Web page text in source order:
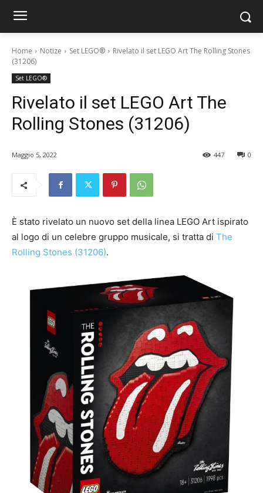
Home Notize Set LEGO®
Rivelato il set LEGO Art The Rolling Stones
(31206)
Set LEGO®
Rivelato il set LEGO Art The
Rolling Stones (31206)
Maggio 5, 2022 0
447
È stato rivelato un nuovo set della linea LEGO Art ispirato
al logo di un celebre gruppo musicale, si tratta di The
Rolling Stones (31206).